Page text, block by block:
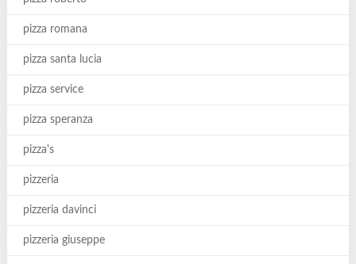
pizza romana
pizza santa lucia
pizza service
pizza speranza
pizza's
pizzeria
pizzeria davinci
pizzeria giuseppe